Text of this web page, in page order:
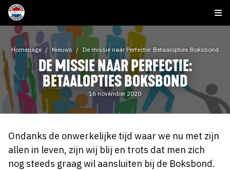
Homepage Nieuws De missie naar Perfectie: Betaalopties Boksbond
DE MISSIE NAAR PERFECTIE:
BETAALOPTIES BOKSBOND
16 november 2020
Ondanks de onwerkelijke tijd waar we nu met zijn
allen in leven, zijn wij blij en trots dat men zich
nog steeds graag wil aansluiten bij de Boksbond.